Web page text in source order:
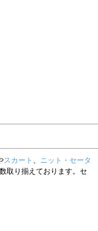
スカート 、 ニット・セータ
取り揃えております。セ